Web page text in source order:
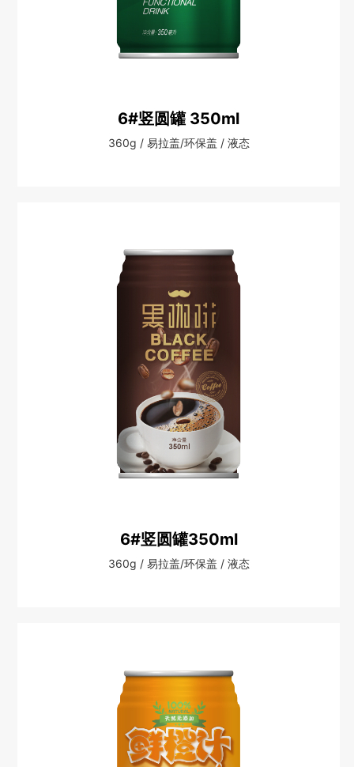
6#竖圆罐 350ml
360g / 易拉盖/环保盖 / 液态
6#竖圆罐350ml
360g / 易拉盖/环保盖 / 液态